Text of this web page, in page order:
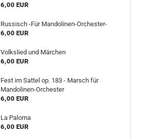
6,00 EUR
Russisch -Für Mandolinen-Orchester-
6,00 EUR
Volkslied und Märchen
6,00 EUR
Fest im Sattel op. 183 - Marsch für
Mandolinen-Orchester
6,00 EUR
La Paloma
6,00 EUR